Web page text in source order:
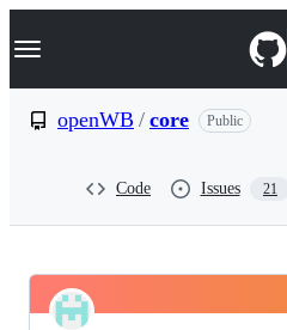
k
p
Navigation Menu
openWB / core Public
Code Issues 21
openWB
Pinned